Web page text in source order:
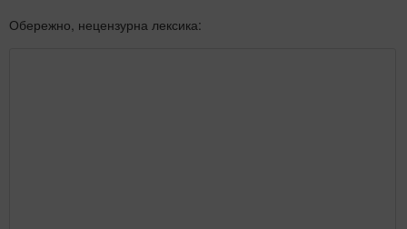
Обережно, нецензурна лексика: